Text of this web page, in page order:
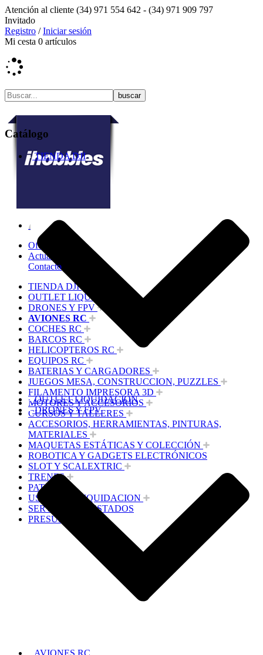
Atención al cliente (34) 971 554 642 - (34) 971 909 797
Invitado
Registro /Iniciar sesión
Mi cesta 0 artículos
Ofertas
Actualidad
Contacto
TIENDA DJI
OUTLET LIQUIDACION
DRONES Y FPV
AVIONES RC
COCHES RC
BARCOS RC
HELICOPTEROS RC
EQUIPOS RC
BATERIAS Y CARGADORES
JUEGOS MESA, CONSTRUCCION, PUZZLES
FILAMENTO IMPRESORA 3D
MOTORES Y ACCESORIOS
CURSOS Y TALLERES
ACCESORIOS, HERRAMIENTAS, PINTURAS,
MATERIALES
MAQUETAS ESTÁTICAS Y COLECCIÓN
ROBOTICA Y GADGETS ELECTRÓNICOS
SLOT Y SCALEXTRIC
TRENES
PATINES
USADOS Y LIQUIDACION
SERVICIOS PRESTADOS
PRESUPUESTOS
Catálogo
TIENDA DJI
OUTLET LIQUIDACION
DRONES Y FPV